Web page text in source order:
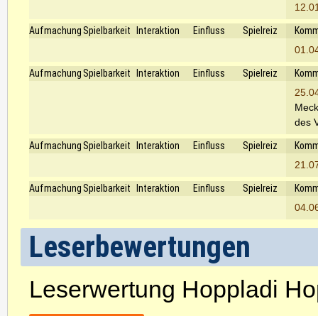
Aufmachung Spielbarkeit Interaktion Einfluss Spielreiz
Aufmachung Spielbarkeit Interaktion Einfluss Spielreiz
des
Aufmachung Spielbarkeit Interaktion Einfluss Spielreiz
Aufmachung Spielbarkeit Interaktion Einfluss Spielreiz
Leserbewertungen
Leserwertung Hoppladi